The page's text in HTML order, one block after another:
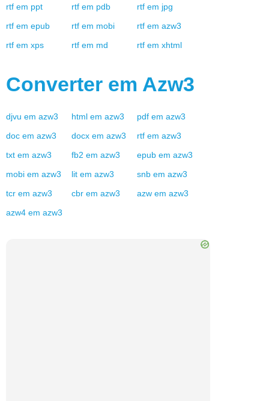
rtf em ppt rtf em pdb rtf em jpg
rtf em epub rtf em mobi rtf em azw3
rtf em xps rtf em md rtf em xhtml
Converter em Azw3
djvu em azw3 html em azw3 pdf em azw3
doc em azw3 docx em azw3 rtf em azw3
txt em azw3 fb2 em azw3 epub em azw3
mobi em azw3 lit em azw3 snb em azw3
tcr em azw3 cbr em azw3 azw em azw3
azw4 em azw3